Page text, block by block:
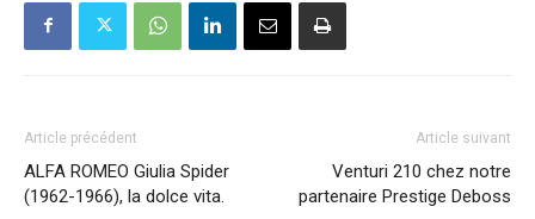
Article précédent
ALFA ROMEO Giulia Spider
(1962-1966), la dolce vita.
Article suivant
Venturi 210 chez notre
partenaire Prestige Deboss